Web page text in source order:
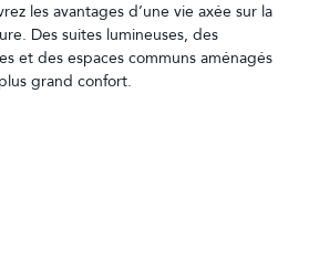
les avantages d’une vie axée sur la
Des suites lumineuses, des
et des espaces communs aménagés
grand confort.